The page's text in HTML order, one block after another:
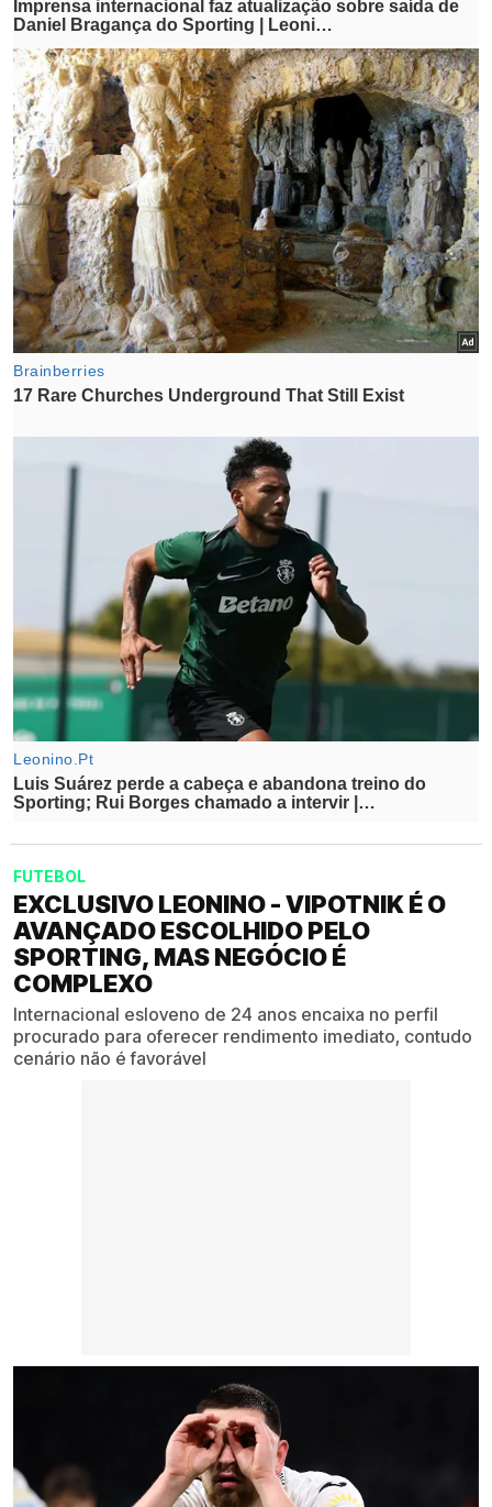
FUTEBOL
EXCLUSIVO LEONINO - VIPOTNIK É O
AVANÇADO ESCOLHIDO PELO
SPORTING, MAS NEGÓCIO É
COMPLEXO
Internacional esloveno de 24 anos encaixa no perfil
procurado para oferecer rendimento imediato, contudo
cenário não é favorável